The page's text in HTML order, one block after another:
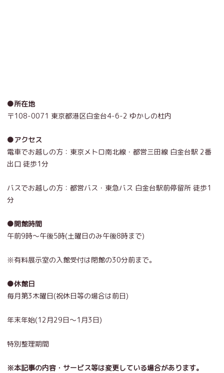
●所在地
〒108-0071 東京都港区白金台4-6-2 ゆかしの杜内
●アクセス
電車でお越しの方：東京メトロ南北線・都営三田線 白金台駅 2番
出口 徒歩1分
バスでお越しの方：都営バス・東急バス 白金台駅前停留所 徒歩1
分
●開館時間
午前9時～午後5時(土曜日のみ午後8時まで)
※有料展示室の入館受付は閉館の30分前まで。
●休館日
毎月第3木曜日(祝休日等の場合は前日)
年末年始(12月29日～1月3日)
特別整理期間
※本記事の内容・サービス等は変更している場合があります。